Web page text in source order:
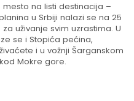
na listi destinacija –
u Srbiji nalazi se na 25
uživanje svim uzrastima. U
se i Stopića pećina,
i u vožnji Šarganskom
Mokre gore.